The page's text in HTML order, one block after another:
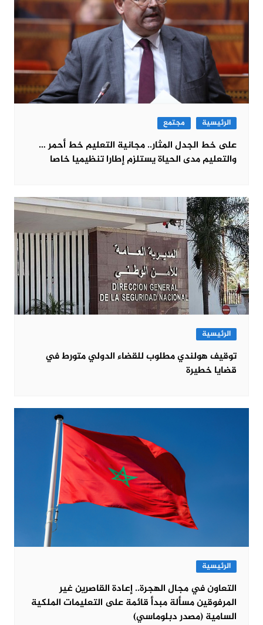
الرئيسية مجتمع
على خط الجدل المثار.. مجانية التعليم خط أحمر …
والتعليم مدى الحياة يستلزم إطارا تنظيميا خاصا
الرئيسية
توقيف هولندي مطلوب للقضاء الدولي متورط في
قضايا خطيرة
الرئيسية
التعاون في مجال الهجرة.. إعادة القاصرين غير
المرفوقين مسألة مبدأ قائمة على التعليمات الملكية
السامية (مصدر دبلوماسي)